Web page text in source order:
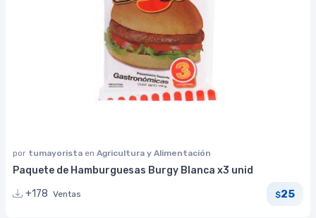
por tumayorista en Agricultura y Alimentación
Paquete de Hamburguesas Burgy Blanca x3 unid
+178 Ventas $25